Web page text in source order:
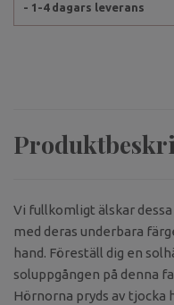
- 1-4 dagars leverans
Vi fullkomligt älskar
med deras underbara
hand. Föreställ dig en
soluppgången på denna
Hörnorna pryds av tjocka